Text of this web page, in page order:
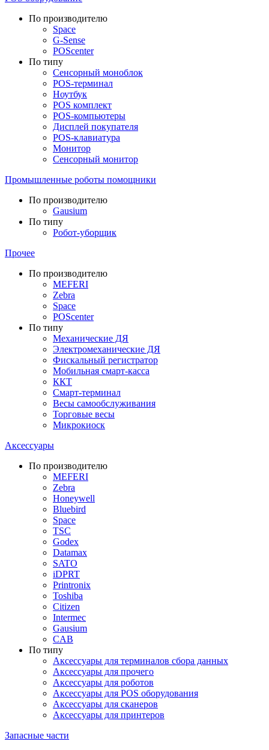
По производителю
Space
G-Sense
POScenter
По типу
Сенсорный моноблок
POS-терминал
Ноутбук
POS комплект
POS-компьютеры
Дисплей покупателя
POS-клавиатура
Монитор
Сенсорный монитор
Промышленные роботы помощники
По производителю
Gausium
По типу
Робот-уборщик
Прочее
По производителю
MEFERI
Zebra
Space
POScenter
По типу
Механические ДЯ
Электромеханические ДЯ
Фискальный регистратор
Мобильная смарт-касса
ККТ
Смарт-терминал
Весы самообслуживания
Торговые весы
Микрокиоск
Аксессуары
По производителю
MEFERI
Zebra
Honeywell
Bluebird
Space
TSC
Godex
Datamax
SATO
iDPRT
Printronix
Toshiba
Citizen
Intermec
Gausium
CAB
По типу
Аксессуары для терминалов сбора данных
Аксессуары для прочего
Аксессуары для роботов
Аксессуары для POS оборудования
Аксессуары для сканеров
Аксессуары для принтеров
Запасные части